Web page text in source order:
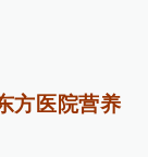
方医院营养